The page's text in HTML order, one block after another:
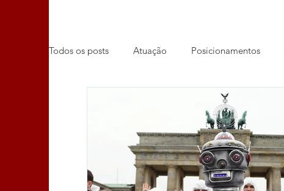
Todos os posts Atuação Posicionamentos